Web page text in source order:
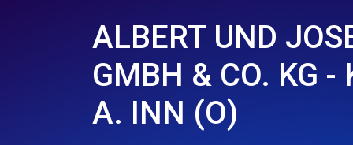
ALBERT UND
GMBH & CO. KG -
A. INN (O)